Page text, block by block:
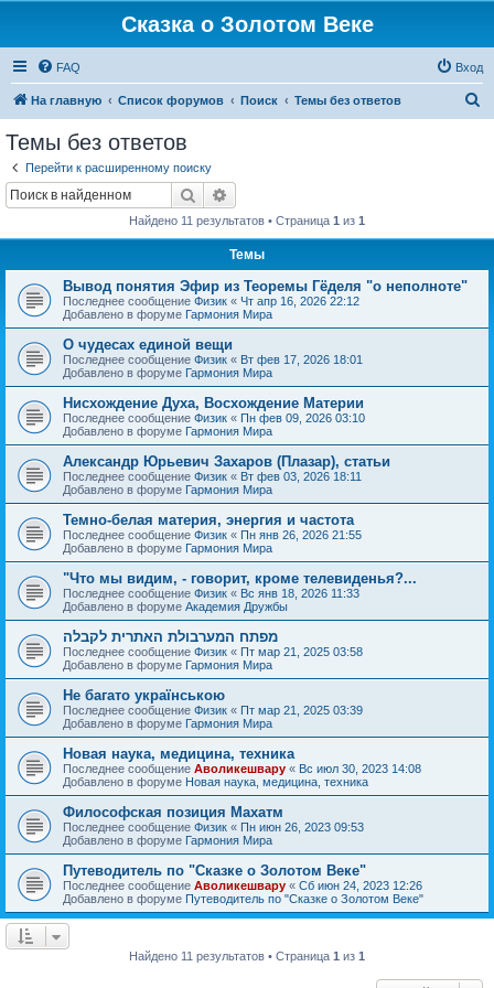
Сказка о Золотом Веке
FAQ Вход
На главную Список форумов Поиск Темы без ответов
Темы без ответов
Перейти к расширенному поиску
Поиск
Найдено 11 результатов • Страница 1 из 1
Темы
Вывод понятия Эфир из Теоремы Гёделя "о неполноте"
Последнее сообщение Физик « Чт апр 16, 2026 22:12
Добавлено в форуме Гармония Мира
О чудесах единой вещи
Последнее сообщение Физик « Вт фев 17, 2026 18:01
Добавлено в форуме Гармония Мира
Нисхождение Духа, Восхождение Материи
Последнее сообщение Физик « Пн фев 09, 2026 03:10
Добавлено в форуме Гармония Мира
Александр Юрьевич Захаров (Плазар), статьи
Последнее сообщение Физик « Вт фев 03, 2026 18:11
Добавлено в форуме Гармония Мира
Темно-белая материя, энергия и частота
Последнее сообщение Физик « Пн янв 26, 2026 21:55
Добавлено в форуме Гармония Мира
"Что мы видим, - говорит, кроме телевиденья?...
Последнее сообщение Физик « Вс янв 18, 2026 11:33
Добавлено в форуме Академия Дружбы
מפתח המערבולת האתרית לקבלה
Последнее сообщение Физик « Пт мар 21, 2025 03:58
Добавлено в форуме Гармония Мира
Не багато українською
Последнее сообщение Физик « Пт мар 21, 2025 03:39
Добавлено в форуме Гармония Мира
Новая наука, медицина, техника
Последнее сообщение Аволикешвару « Вс июл 30, 2023 14:08
Добавлено в форуме Новая наука, медицина, техника
Философская позиция Махатм
Последнее сообщение Физик « Пн июн 26, 2023 09:53
Добавлено в форуме Гармония Мира
Путеводитель по "Сказке о Золотом Веке"
Последнее сообщение Аволикешвару « Сб июн 24, 2023 12:26
Добавлено в форуме Путеводитель по "Сказке о Золотом Веке"
Найдено 11 результатов • Страница 1 из 1